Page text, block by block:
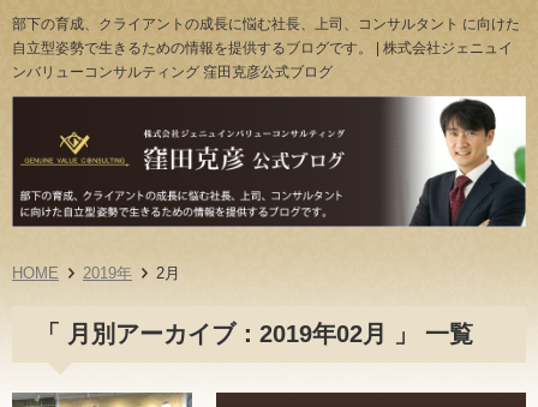
部下の育成、クライアントの成長に悩む社長、上司、コンサルタント に向けた
自立型姿勢で生きるための情報を提供するブログです。 | 株式会社ジェニュイ
ンバリューコンサルティング 窪田克彦公式ブログ
HOME 2019年 2月
「 月別アーカイブ：2019年02月 」 一覧